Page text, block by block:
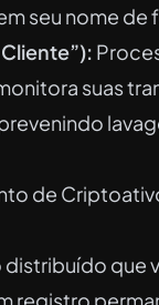
seu nome
suas
de
que